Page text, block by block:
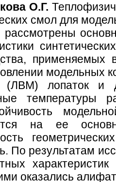
О.Г.
смол для
применяемых
модельных
(ЛВМ) лопаток и
температуры
на ее
По результатам
оказались